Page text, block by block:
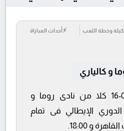
وخطة اللعب ⚡أحداث المباراة
و كالياري
يلتقى اليوم 2025-03-16 كلا من نادى روما و
الإيطالي فى تمام